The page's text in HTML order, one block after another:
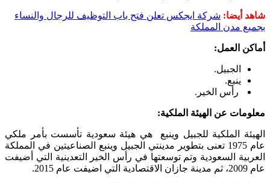
شاهد أيضا: شركة ايجكس تعلن فتح باب التوظيف للرجال والنساء
بجميع مدن المملكة
أماكن العمل:
الجبيل.
ينبع.
رأس الخير.
معلومات عن الهيئة الملكية:
الهيئة الملكية للجبيل وينبع ‏ هي هيئة سعودية تأسست بأمر ملكي
عام 1975 تعنى بتطوير مدينتي الجبيل وينبع الصناعيتين في المملكة
العربية السعودية وتم توسعتها في رأس الخير التعدينية التي أضيفت
عام 2009، ثم مدينة جازان الاقتصادية التي اضيفت عام 2015.